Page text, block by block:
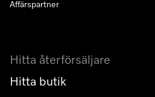
Hitta återförsäljare
Hitta butik
Affärspartner